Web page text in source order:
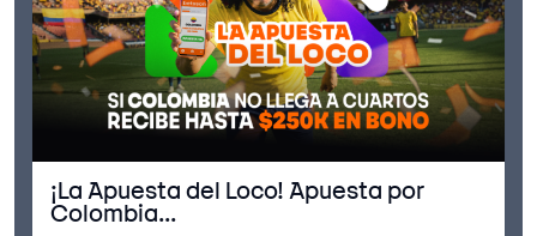
¡La Apuesta del Loco! Apuesta por
Colombia...